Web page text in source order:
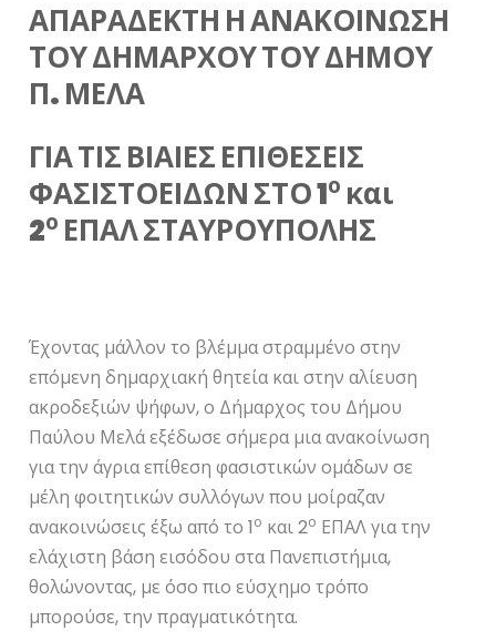
ΑΠΑΡΑΔΕΚΤΗ Η ΑΝΑΚΟΙΝΩΣΗ
ΤΟΥ ΔΗΜΑΡΧΟΥ ΤΟΥ ΔΗΜΟΥ
Π. ΜΕΛΑ
ΓΙΑ ΤΙΣ ΒΙΑΙΕΣ ΕΠΙΘΕΣΕΙΣ
ΦΑΣΙΣΤΟΕΙΔΩΝ ΣΤΟ 1ο και
2ο ΕΠΑΛ ΣΤΑΥΡΟΥΠΟΛΗΣ
Έχοντας μάλλον το βλέμμα στραμμένο στην
επόμενη δημαρχιακή θητεία και στην αλίευση
ακροδεξιών ψήφων, ο Δήμαρχος του Δήμου
Παύλου Μελά εξέδωσε σήμερα μια ανακοίνωση
για την άγρια επίθεση φασιστικών ομάδων σε
μέλη φοιτητικών συλλόγων που μοίραζαν
ανακοινώσεις έξω από το 1ο και 2ο ΕΠΑΛ για την
ελάχιστη βάση εισόδου στα Πανεπιστήμια,
θολώνοντας, με όσο πιο εύσχημο τρόπο
μπορούσε, την πραγματικότητα.